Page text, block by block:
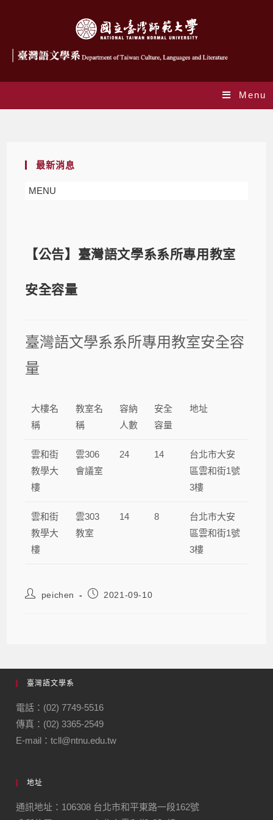
Menu
最新消息
MENU
【公告】臺灣語文學系系所專用教室
安全容量
臺灣語文學系系所專用教室安全容
量
大樓名
稱
教室名
稱
容納
人數
安全
容量
地址
雲和街
教學大
樓
雲306
會議室
24 14
台北市大安
區雲和街1號
3樓
雲和街
教學大
樓
雲303
教室
14 8
台北市大安
區雲和街1號
3樓
peichen 2021-09-10
臺灣語文學系
電話：(02) 7749-5516
傳真：(02) 3365-2549
E-mail：tcll@ntnu.edu.tw
地址
通訊地址：106308 台北市和平東路一段162號